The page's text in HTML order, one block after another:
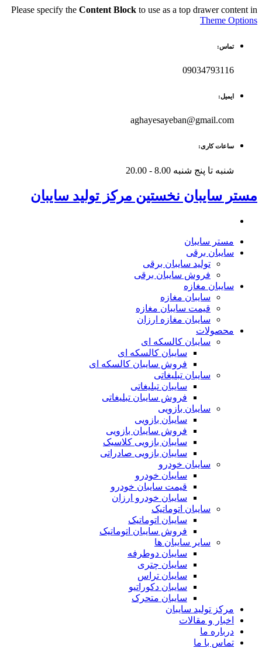
Please specify the Content Block to use as a top drawer content in
Theme Options
تماس:
09034793116
ایمیل:
aghayesayeban@gmail.com
ساعات کاری:
شنبه تا پنج شنبه 8.00 - 20.00
مستر سایبان نخستین مرکز تولید سایبان
مستر سایبان
سایبان برقی
تولید سایبان برقی
فروش سایبان برقی
سایبان مغازه
سایبان مغازه
قیمت سایبان مغازه
سایبان مغازه ارزان
محصولات
سایبان کالسکه ای
سایبان کالسکه ای
فروش سایبان کالسکه ای
سایبان تبلیغاتی
سایبان تبلیغاتی
فروش سایبان تبلیغاتی
سایبان بازویی
سایبان بازویی
فروش سایبان بازویی
سایبان بازویی کلاسیک
سایبان بازویی صادراتی
سایبان خودرو
سایبان خودرو
قیمت سایبان خودرو
سایبان خودرو ارزان
سایبان اتوماتیک
سایبان اتوماتیک
فروش سایبان اتوماتیک
سایر سایبان ها
سایبان دوطرفه
سایبان چتری
سایبان تراس
سایبان دکوراتیو
سایبان متحرک
مرکز تولید سایبان
اخبار و مقالات
درباره ما
تماس با ما